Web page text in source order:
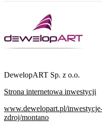
DewelopART Sp. z o.o.
Strona internetowa inwestycji
www.dewelopart.pl/
zdroj/montano